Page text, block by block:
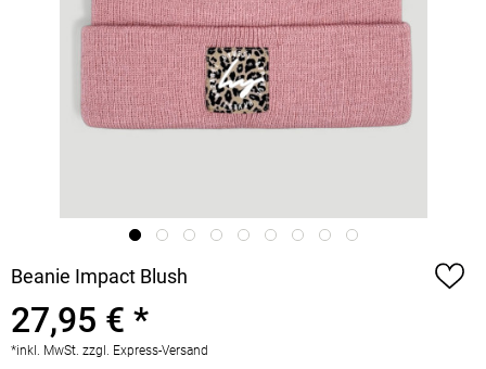
Beanie Impact Blush
27,95 € *
*inkl. MwSt. zzgl. Express-Versand